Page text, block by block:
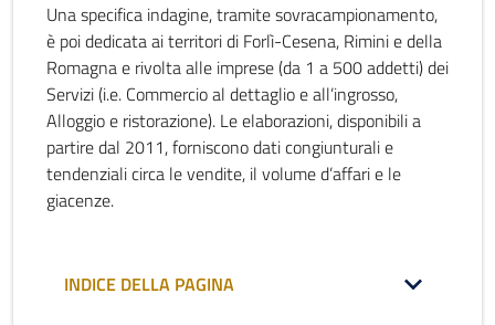
Una specifica indagine, tramite sovracampionamento,
è poi dedicata ai territori di Forlì-Cesena, Rimini e della
Romagna e rivolta alle imprese (da 1 a 500 addetti) dei
Servizi (i.e. Commercio al dettaglio e all’ingrosso,
Alloggio e ristorazione). Le elaborazioni, disponibili a
partire dal 2011, forniscono dati congiunturali e
tendenziali circa le vendite, il volume d’affari e le
giacenze.
INDICE DELLA PAGINA